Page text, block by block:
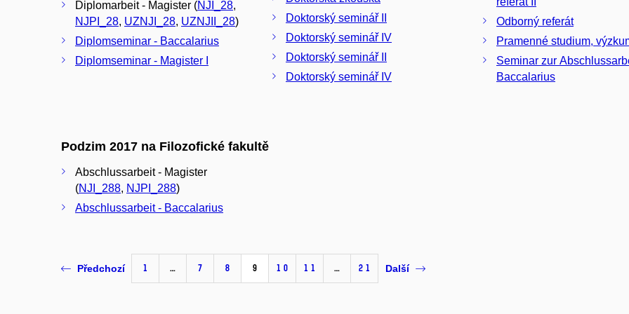
Diplomarbeit - Magister (NJI_28,
NJPI_28, UZNJI_28, UZNJII_28)
Diplomseminar - Baccalarius
Doktorský seminář IV
Doktorský seminář II
Doktorský seminář IV
Odborný referát
Pramenné studium,
Seminar zur
Baccalarius
Podzim 2017 na Filozofické fakultě
Abschlussarbeit - Magister
(NJI_288, NJPI_288)
Abschlussarbeit - Baccalarius
Předchozí 1 … 7 8 9 10 11 … 21 Další